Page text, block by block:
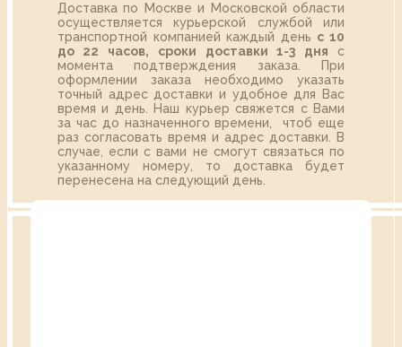
Доставка по Москве и Московской области
осуществляется курьерской службой или
транспортной компанией каждый день с 10
до 22 часов,
сроки доставки 1-3 дня с
момента подтверждения заказа. При
оформлении заказа необходимо указать
точный адрес доставки и удобное для Вас
время и день. Наш курьер свяжется с Вами
за час до назначенного времени, чтоб еще
раз согласовать время и адрес доставки. В
случае, если с вами не смогут связаться по
указанному номеру, то доставка будет
перенесена на следующий день.